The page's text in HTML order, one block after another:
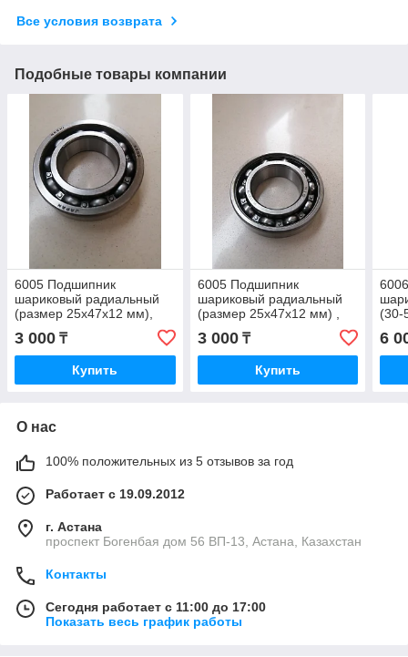
Все условия возврата
Подобные товары компании
6005 Подшипник
шариковый радиальный
(размер 25x47x12 мм),
NACHI JAPAN
3 000 ₸
Купить
6005 Подшипник
шариковый радиальный
(размер 25x47x12 мм) ,
3 000₸
Купить
(30-
6
О нас
100% положительных из 5 отзывов за год
Работает с 19.09.2012
г. Астана
проспект Богенбая дом 56 ВП-13, Астана, Казахстан
Контакты
Сегодня работает с 11:00 до 17:00
Показать весь график работы